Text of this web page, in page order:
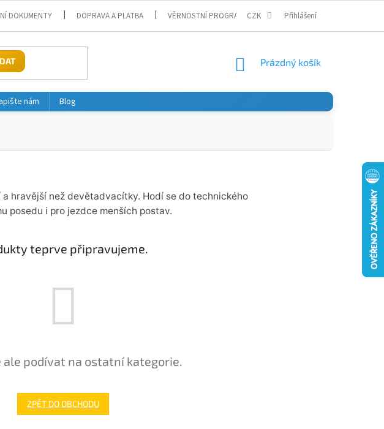
DOKUMENTY DOPRAVA A PLATBA VĚRNOSTNÍ PROGRAM CZK Přihlášení
NÁKUPNÍ
Prázdný košík
nám Blog
hravější než devětadvacítky. Hodí se do technického
posedu i pro jezdce menších postav.
teprve připravujeme.
ale podívat na ostatní kategorie.
ZPĚT DO OBCHODU